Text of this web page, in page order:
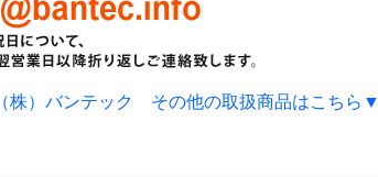
（株）バンテック その他の取扱商品はこちら▼